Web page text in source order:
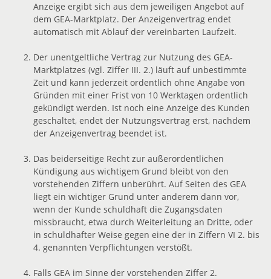
Anzeige ergibt sich aus dem jeweiligen Angebot auf
dem GEA-Marktplatz. Der Anzeigenvertrag endet
automatisch mit Ablauf der vereinbarten Laufzeit.
Der unentgeltliche Vertrag zur Nutzung des GEA-
Marktplatzes (vgl. Ziffer III. 2.) läuft auf unbestimmte
Zeit und kann jederzeit ordentlich ohne Angabe von
Gründen mit einer Frist von 10 Werktagen ordentlich
gekündigt werden. Ist noch eine Anzeige des Kunden
geschaltet, endet der Nutzungsvertrag erst, nachdem
der Anzeigenvertrag beendet ist.
Das beiderseitige Recht zur außerordentlichen
Kündigung aus wichtigem Grund bleibt von den
vorstehenden Ziffern unberührt. Auf Seiten des GEA
liegt ein wichtiger Grund unter anderem dann vor,
wenn der Kunde schuldhaft die Zugangsdaten
missbraucht, etwa durch Weiterleitung an Dritte, oder
in schuldhafter Weise gegen eine der in Ziffern VI 2. bis
4. genannten Verpflichtungen verstößt.
Falls GEA im Sinne der vorstehenden Ziffer 2.